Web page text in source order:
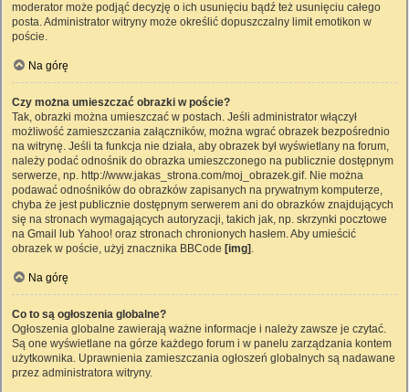
moderator może podjąć decyzję o ich usunięciu bądź też usunięciu całego
posta. Administrator witryny może określić dopuszczalny limit emotikon w
poście.
Na górę
Czy można umieszczać obrazki w poście?
Tak, obrazki można umieszczać w postach. Jeśli administrator włączył
możliwość zamieszczania załączników, można wgrać obrazek bezpośrednio
na witrynę. Jeśli ta funkcja nie działa, aby obrazek był wyświetlany na forum,
należy podać odnośnik do obrazka umieszczonego na publicznie dostępnym
serwerze, np. http://www.jakas_strona.com/moj_obrazek.gif. Nie można
podawać odnośników do obrazków zapisanych na prywatnym komputerze,
chyba że jest publicznie dostępnym serwerem ani do obrazków znajdujących
się na stronach wymagających autoryzacji, takich jak, np. skrzynki pocztowe
na Gmail lub Yahoo! oraz stronach chronionych hasłem. Aby umieścić
obrazek w poście, użyj znacznika BBCode [img] .
Na górę
Co to są ogłoszenia globalne?
Ogłoszenia globalne zawierają ważne informacje i należy zawsze je czytać.
Są one wyświetlane na górze każdego forum i w panelu zarządzania kontem
użytkownika. Uprawnienia zamieszczania ogłoszeń globalnych są nadawane
przez administratora witryny.